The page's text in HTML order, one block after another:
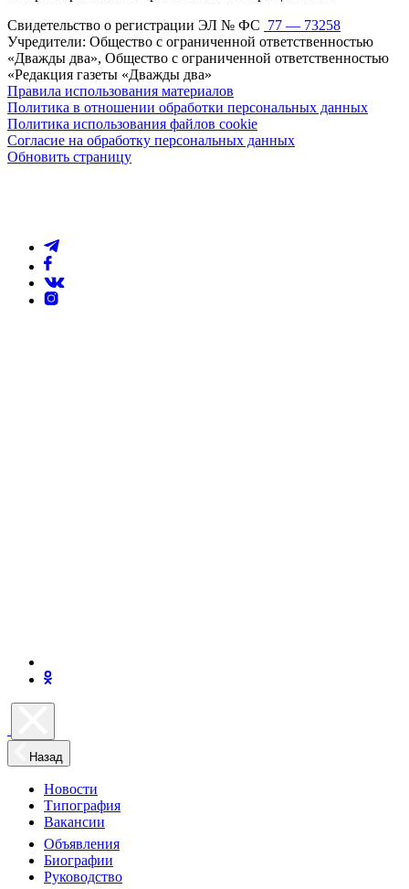
Свидетельство о регистрации ЭЛ № ФС 77 — 73258
Учредители: Общество с ограниченной ответственностью
«Дважды два», Общество с ограниченной ответственностью
«Редакция газеты «Дважды два»
Правила использования материалов
Политика в отношении обработки персональных данных
Политика использования файлов cookie
Согласие на обработку персональных данных
Обновить страницу
Назад
Новости
Типография
Вакансии
Объявления
Биографии
Руководство